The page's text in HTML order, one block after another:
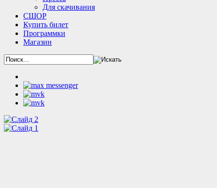
Для скачивания
СШОР
Купить билет
Программки
Магазин